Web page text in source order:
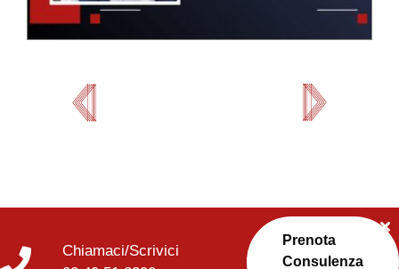
Chiamaci/Scrivici
Prenota
Consulenza